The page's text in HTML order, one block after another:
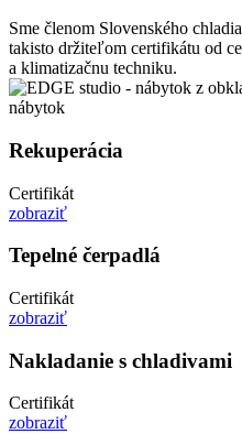
Sme členom Slovenského
takisto držiteľom certifikátu od
a klimatizačnu techniku.
Rekuperácia
Certifikát
zobraziť
Tepelné čerpadlá
Certifikát
zobraziť
Nakladanie s chladivami
Certifikát
zobraziť